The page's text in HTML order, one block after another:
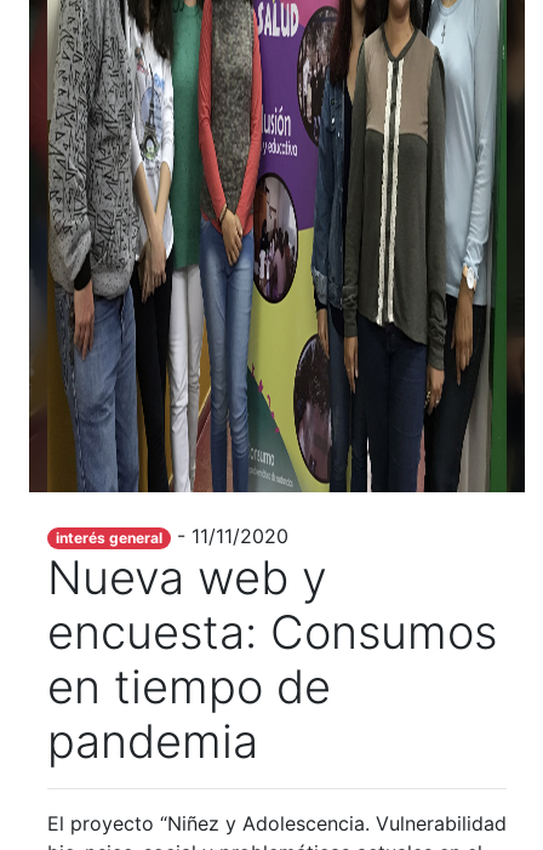
interés general - 11/11/2020
Nueva web y
encuesta: Consumos
en tiempo de
pandemia
El proyecto “Niñez y Adolescencia. Vulnerabilidad